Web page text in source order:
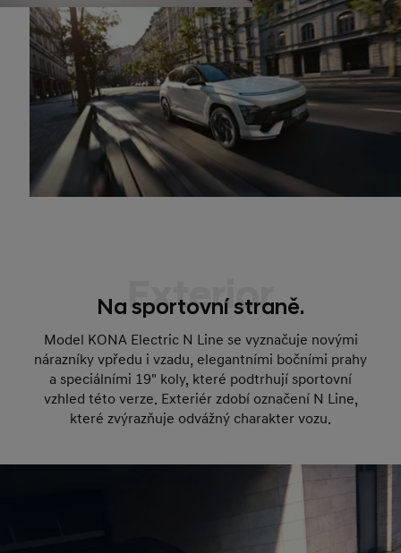
Exterior
Na sportovní straně.
Model KONA Electric N Line se vyznačuje novými
nárazníky vpředu i vzadu, elegantními bočními prahy
a speciálními 19" koly, které podtrhují sportovní
vzhled této verze. Exteriér zdobí označení N Line,
které zvýrazňuje odvážný charakter vozu.